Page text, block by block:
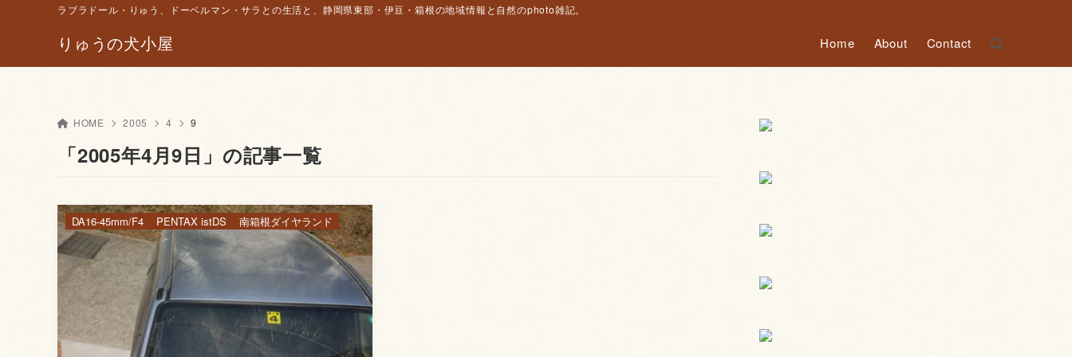
りゅうの犬小屋
ラブラドール・りゅう、ドーベルマン・サラとの生活と、静岡県東部・伊豆・箱根の地域情報と自然のphoto雑記。
Home About Contact
HOME 2005 4 9
「2005年4月9日」の記事一覧
DA16-45mm/F4 PENTAX istDS 南箱根ダイヤランド